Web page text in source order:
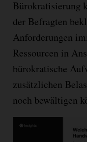
Bürokratisierung
der Befragten
Anforderungen
Ressourcen in
bürokratische
zusätzlichen
noch bewältigen